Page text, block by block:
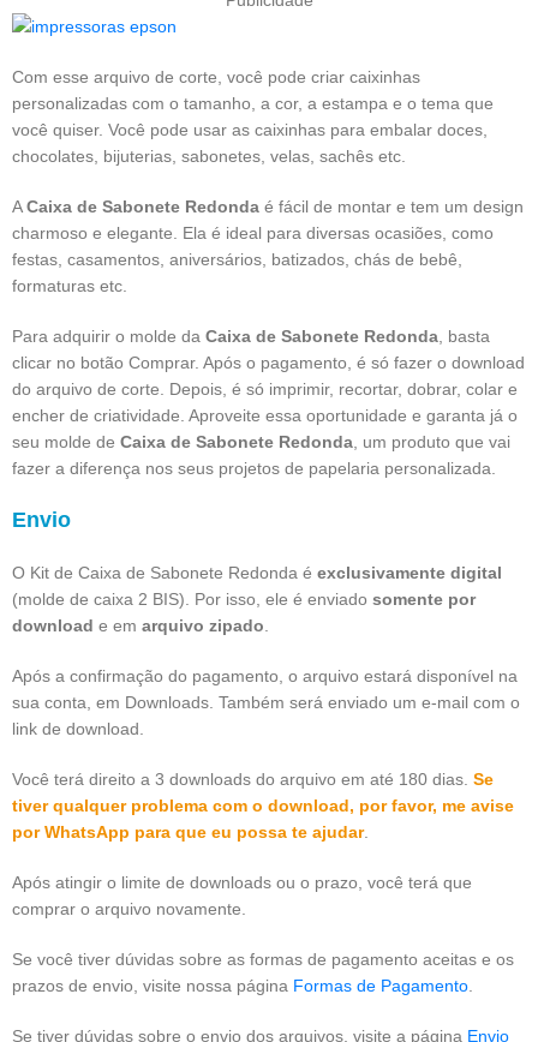
Com esse arquivo de corte, você pode criar caixinhas
personalizadas com o tamanho, a cor, a estampa e o tema que
você quiser. Você pode usar as caixinhas para embalar doces,
chocolates, bijuterias, sabonetes, velas, sachês etc.
ACaixa de Sabonete Redonda é fácil de montar e tem um design
charmoso e elegante. Ela é ideal para diversas ocasiões, como
festas, casamentos, aniversários, batizados, chás de bebê,
formaturas etc.
Para adquirir o molde da Caixa de Sabonete Redonda , basta
clicar no botão Comprar. Após o pagamento, é só fazer o download
do arquivo de corte. Depois, é só imprimir, recortar, dobrar, colar e
encher de criatividade. Aproveite essa oportunidade e garanta já o
seu molde de Caixa de Sabonete Redonda , um produto que vai
fazer a diferença nos seus projetos de papelaria personalizada.
Envio
O Kit de Caixa de Sabonete Redonda é exclusivamente digital
(molde de caixa 2 BIS). Por isso, ele é enviado somente por
download e em arquivo zipado
Após a confirmação do pagamento, o arquivo estará disponível na
sua conta, em Downloads. Também será enviado um e-mail com o
link de download.
Você terá direito a 3 downloads do arquivo em até 180 dias. Se
tiver qualquer problema com o download, por favor, me avise
por WhatsApp para que eu possa te ajudar.
Após atingir o limite de downloads ou o prazo, você terá que
comprar o arquivo novamente.
Se você tiver dúvidas sobre as formas de pagamento aceitas e os
prazos de envio, visite nossa página Formas de Pagamento
Se tiver dúvidas sobre o envio dos arquivos, visite a página Envio